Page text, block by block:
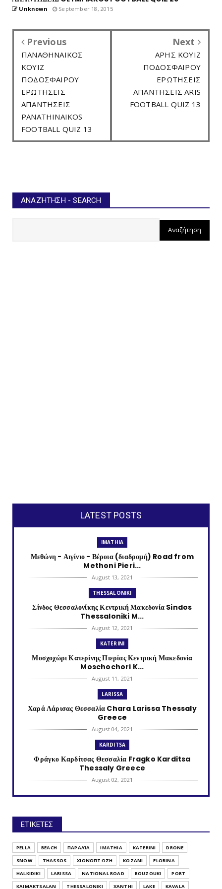
Unknown September 18, 2015
Previous
ΠΑΝΑΘΗΝΑΙΚΟΣ
ΚΟΥΙΖ
ΠΟΔΟΣΦΑΙΡΟΥ
ΕΡΩΤΗΣΕΙΣ
ΑΠΑΝΤΗΣΕΙΣ
PANATHINAIKOS
FOOTBALL QUIZ 13
Next
ΑΡΗΣ ΚΟΥΙΖ
ΠΟΔΟΣΦΑΙΡΟΥ
ΕΡΩΤΗΣΕΙΣ
ΑΠΑΝΤΗΣΕΙΣ ARIS
FOOTBALL QUIZ 13
ΑΝΑΖΉΤΗΣΗ - SEARCH
LATEST POSTS
IMATHIA
Μεθώνη - Αιγίνιο - Βέροια (διαδρομή) Road from
Methoni Pieri...
August 13, 2021
THESSALONIKI
Σίνδος Θεσσαλονίκης Κεντρική Μακεδονία Sindos
Thessaloniki M...
August 12, 2021
KATERINI
Μοσχοχώρι Κατερίνης Πιερίας Κεντρική Μακεδονία
Moschochori K...
August 11, 2021
LARISSA
Χαρά Λάρισας Θεσσαλία Chara Larissa Thessaly
Greece
August 04, 2021
KARDITSA
Φράγκο Καρδίτσας Θεσσαλία Fragko Karditsa
Thessaly Greece
August 02, 2021
KATERINI
July 30, 2021
TRIKALA
Λυγαριά Τρικάλων Θεσσαλία Lygaria (Ligaria)
Trikala Thessaly...
July 28, 2021
ΕΤΙΚΕΤΕΣ
PELLA BEACH ΠΑΡΑΛΊΑ IMATHIA KATERINI
DRONE
SNOW
THASSOS ΧΙΟΝΌΠΤΩΣΗ KOZANI
FLORINA
HALKIDIKI
LARISSA NATIONAL ROAD BOUZOUKI
PORT
KAIMAKTSALAN
THESSALONIKI XANTHI LAKE
KAVALA